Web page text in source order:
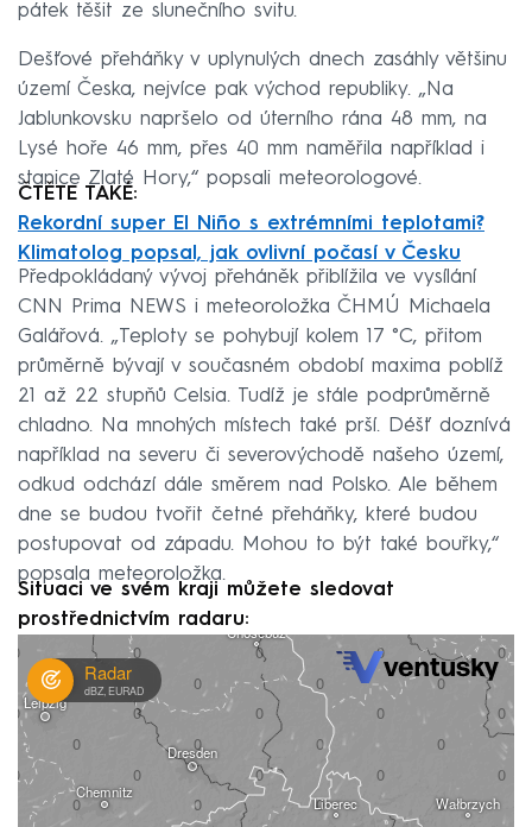
pátek těšit ze slunečního svitu.
Dešťové přeháňky v uplynulých dnech zasáhly většinu
území Česka, nejvíce pak východ republiky. „Na
Jablunkovsku napršelo od úterního rána 48 mm, na
Lysé hoře 46 mm, přes 40 mm naměřila například i
stanice Zlaté Hory,“ popsali meteorologové.
ČTĚTE TAKÉ:
Rekordní super El Niño s extrémními teplotami?
Klimatolog popsal, jak ovlivní počasí v Česku
Předpokládaný vývoj přeháněk přiblížila ve vysílání
CNN Prima NEWS i meteoroložka ČHMÚ Michaela
Galářová. „Teploty se pohybují kolem 17 °C, přitom
průměrně bývají v současném období maxima poblíž
21 až 22 stupňů Celsia. Tudíž je stále podprůměrně
chladno. Na mnohých místech také prší. Déšť doznívá
například na severu či severovýchodě našeho území,
odkud odchází dále směrem nad Polsko. Ale během
dne se budou tvořit četné přeháňky, které budou
postupovat od západu. Mohou to být také bouřky,“
popsala meteoroložka.
Situaci ve svém kraji můžete sledovat
prostřednictvím radaru: